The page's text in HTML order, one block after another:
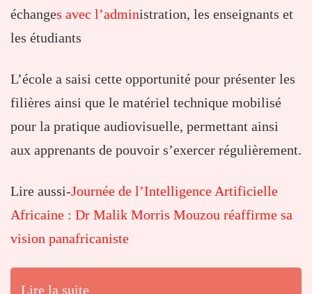
échanges avec l’administration, les enseignants et
les étudiants
L’école a saisi cette opportunité pour présenter les
filières ainsi que le matériel technique mobilisé
pour la pratique audiovisuelle, permettant ainsi
aux apprenants de pouvoir s’exercer régulièrement.
Lire aussi-Journée de l’Intelligence Artificielle
Africaine : Dr Malik Morris Mouzou réaffirme sa
vision panafricaniste
Lire la suite